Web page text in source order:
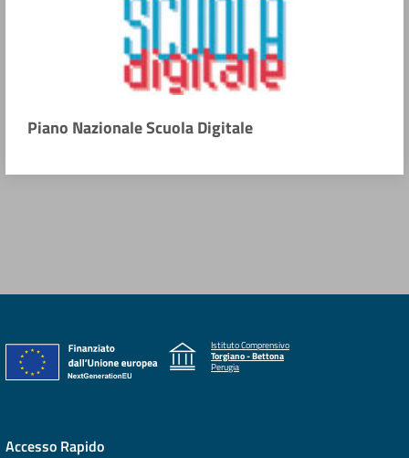
Piano Nazionale Scuola Digitale
Istituto Comprensivo
Torgiano - Bettona
Perugia
Accesso Rapido